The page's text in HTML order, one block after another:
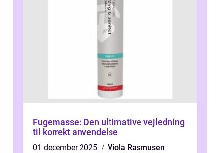
Fugemasse: Den ultimative vejledning
til korrekt anvendelse
01 december 2025
Viola Rasmusen